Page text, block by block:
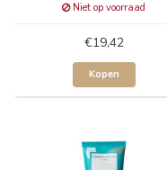
Niet op voorraad
€19,42
Kopen